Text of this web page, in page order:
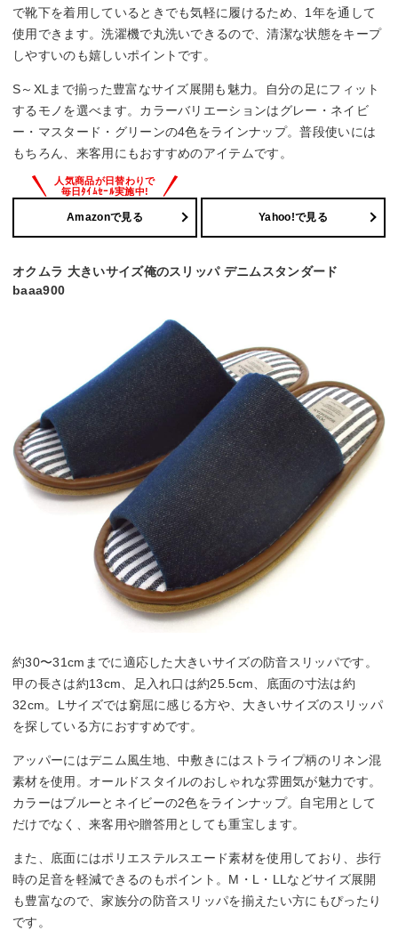
で靴下を着用しているときでも気軽に履けるため、1年を通して
使用できます。洗濯機で丸洗いできるので、清潔な状態をキープ
しやすいのも嬉しいポイントです。
S～XLまで揃った豊富なサイズ展開も魅力。自分の足にフィット
するモノを選べます。カラーバリエーションはグレー・ネイビ
ー・マスタード・グリーンの4色をラインナップ。普段使いには
もちろん、来客用にもおすすめのアイテムです。
Amazonで見る Yahoo!で見る
オクムラ 大きいサイズ俺のスリッパ デニムスタンダード
baaa900
約30〜31cmまでに適応した大きいサイズの防音スリッパです。
甲の長さは約13cm、足入れ口は約25.5cm、底面の寸法は約
32cm。Lサイズでは窮屈に感じる方や、大きいサイズのスリッパ
を探している方におすすめです。
アッパーにはデニム風生地、中敷きにはストライプ柄のリネン混
素材を使用。オールドスタイルのおしゃれな雰囲気が魅力です。
カラーはブルーとネイビーの2色をラインナップ。自宅用として
だけでなく、来客用や贈答用としても重宝します。
また、底面にはポリエステルスエード素材を使用しており、歩行
時の足音を軽減できるのもポイント。M・L・LLなどサイズ展開
も豊富なので、家族分の防音スリッパを揃えたい方にもぴったり
です。